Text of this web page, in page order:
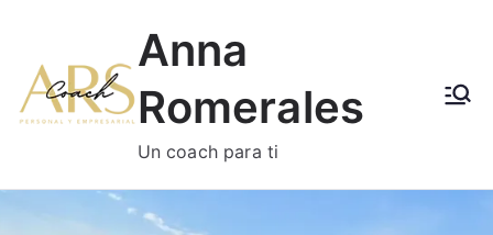
Anna
Romerales
Un coach para ti